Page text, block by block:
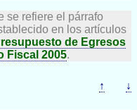
se refiere el párrafo
en los artículos
de Egresos
Fiscal 2005.
↑ ↓